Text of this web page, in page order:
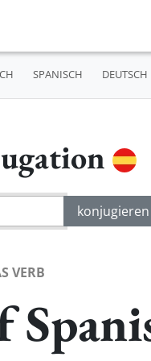
SPANISCH DEUTSCH
VERB